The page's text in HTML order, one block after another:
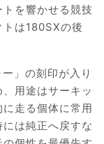
を響かせる競技
は180SXの後
」の刻印が入り
用途はサーキッ
走る個体に常用
は純正へ戻すな